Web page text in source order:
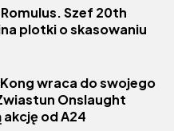
Szef 20th
plotki o skasowaniu
wraca do swojego
Onslaught
od A24